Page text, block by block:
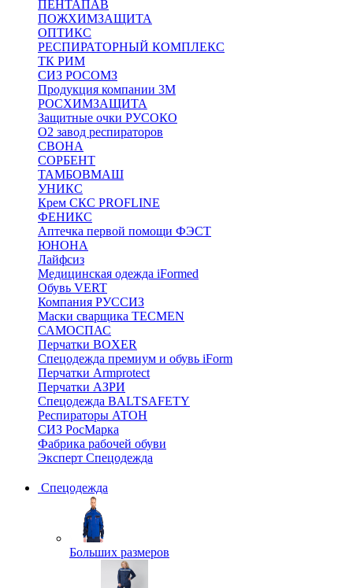
ПЕНТАПАВ
ПОЖХИМЗАЩИТА
ОПТИКС
РЕСПИРАТОРНЫЙ КОМПЛЕКС
ТК РИМ
СИЗ РОСОМЗ
Продукция компании 3M
РОСХИМЗАЩИТА
Защитные очки РУСОКО
О2 завод респираторов
СВОНА
СОРБЕНТ
ТАМБОВМАШ
УНИКС
Крем СКС PROFLINE
ФЕНИКС
Аптечка первой помощи ФЭСТ
ЮНОНА
Лайфсиз
Медицинская одежда iFormed
Обувь VERT
Компания РУССИЗ
Маски сварщика TECMEN
САМОСПАС
Перчатки BOXER
Спецодежда премиум и обувь iForm
Перчатки Armprotect
Перчатки АЗРИ
Спецодежда BALTSAFETY
Респираторы АТОН
СИЗ РосМарка
Фабрика рабочей обуви
Эксперт Спецодежда
Спецодежда
Больших размеров